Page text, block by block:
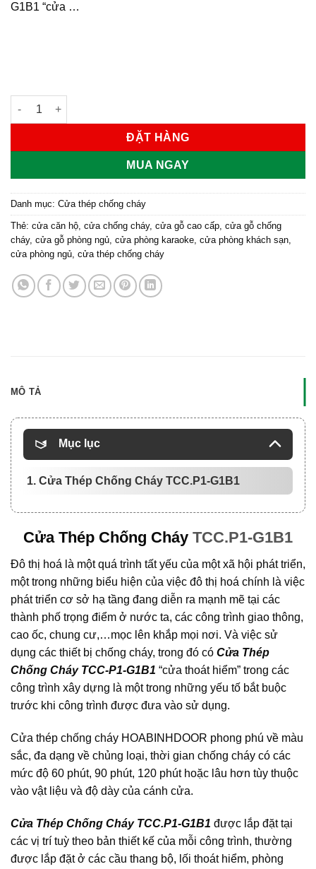
G1B1 “cửa …
CỬA THÉP CHỐNG CHÁY MẪU P1-G1B1 số lượng
ĐẶT HÀNG
MUA NGAY
Danh mục: Cửa thép chống cháy
Thẻ: cửa căn hộ, cửa chống cháy, cửa gỗ cao cấp, cửa gỗ chống
cháy, cửa gỗ phòng ngủ, cửa phòng karaoke, cửa phòng khách sạn,
cửa phòng ngủ, cửa thép chống cháy
MÔ TẢ
Mục lục
1. Cửa Thép Chống Cháy TCC.P1-G1B1
Cửa Thép Chống Cháy TCC.P1-G1B1
Đô thị hoá là một quá trình tất yếu của một xã hội phát triển,
một trong những biểu hiện của việc đô thị hoá chính là việc
phát triển cơ sở hạ tầng đang diễn ra mạnh mẽ tại các
thành phố trọng điểm ở nước ta, các công trình giao thông,
cao ốc, chung cư,…mọc lên khắp mọi nơi. Và việc sử
dụng các thiết bị chống cháy, trong đó có Cửa Thép
Chống Cháy TCC-P1-G1B1 “cửa thoát hiểm” trong các
công trình xây dựng là một trong những yếu tố bắt buộc
trước khi công trình được đưa vào sử dụng.
Cửa thép chống cháy HOABINHDOOR phong phú về màu
sắc, đa dạng về chủng loại, thời gian chống cháy có các
mức độ 60 phút, 90 phút, 120 phút hoặc lâu hơn tùy thuộc
vào vật liệu và độ dày của cánh cửa.
Cửa Thép Chống Cháy TCC.P1-G1B1 được lắp đặt tại
các vị trí tuỳ theo bản thiết kế của mỗi công trình, thường
được lắp đặt ở các cầu thang bộ, lối thoát hiểm, phòng